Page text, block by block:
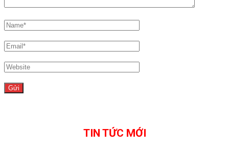
TIN TỨC MỚI